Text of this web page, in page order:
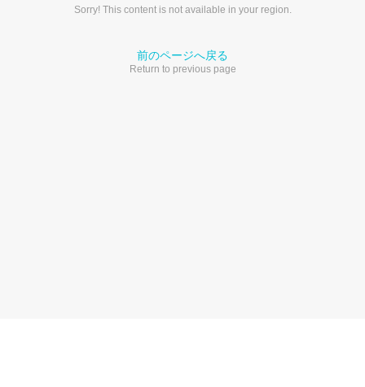
Sorry! This content is not available in your region.
前のページへ戻る
Return to previous page